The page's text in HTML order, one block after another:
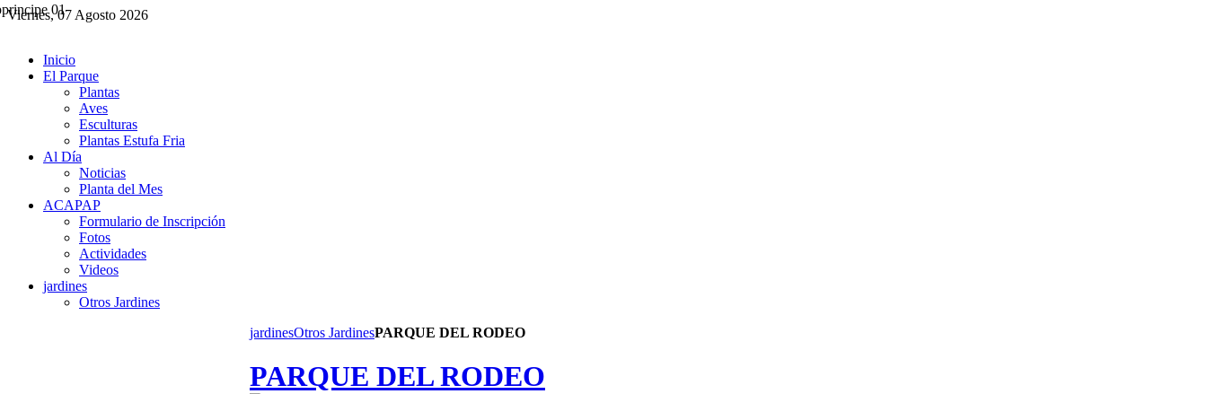
Viernes, 07 Agosto 2026
Inicio
El Parque
Plantas
Aves
Esculturas
Plantas Estufa Fria
Al Día
Noticias
Planta del Mes
ACAPAP
Formulario de Inscripción
Fotos
Actividades
Videos
jardines
Otros Jardines
jardinesOtros JardinesPARQUE DEL RODEO
PARQUE DEL RODEO